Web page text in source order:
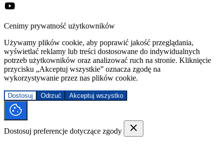
Cenimy prywatność użytkowników
Używamy plików cookie, aby poprawić jakość przeglądania,
wyświetlać reklamy lub treści dostosowane do indywidualnych
potrzeb użytkowników oraz analizować ruch na stronie. Kliknięcie
przycisku „Akceptuj wszystkie” oznacza zgodę na
wykorzystywanie przez nas plików cookie.
Dostosuj Odrzuć Akceptuj wszystko
Dostosuj preferencje dotyczące zgody